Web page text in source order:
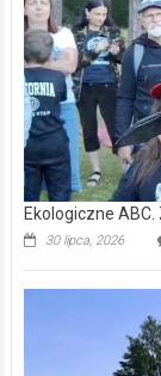
Ekologiczne
30 lipca, 2026